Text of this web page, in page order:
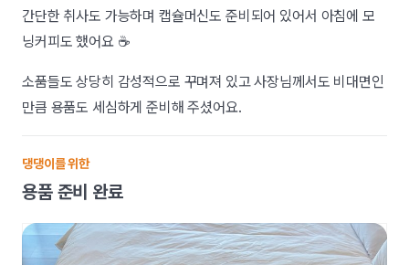
간단한 취사도 가능하며 캡슐머신도 준비되어 있어서 아침에 모
닝커피도 했어요 ☕️
소품들도 상당히 감성적으로 꾸며져 있고 사장님께서도 비대면인
만큼 용품도 세심하게 준비해 주셨어요.
댕댕이를 위한
용품 준비 완료